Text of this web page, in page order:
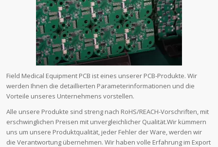
Field Medical Equipment PCB ist eines unserer PCB-Produkte. Wir
werden Ihnen die detaillierten Parameterinformationen und die
Vorteile unseres Unternehmens vorstellen.
Alle unsere Produkte sind streng nach RoHS/REACH-Vorschriften, mit
erschwinglichen Preisen mit unvergleichlicher Qualität.Wir kümmern
uns um unsere Produktqualität, jeder Fehler der Ware, werden wir
die Verantwortung übernehmen. Wir haben volle Erfahrung im Export